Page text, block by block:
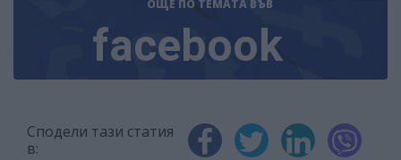
ОЩЕ ПО ТЕМАТА ВЪВ
facebook
Сподели тази статия
в: